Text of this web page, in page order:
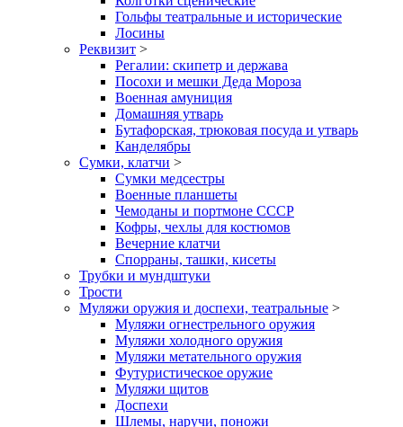
Гольфы театральные и исторические
Лосины
Реквизит >
Регалии: скипетр и держава
Посохи и мешки Деда Мороза
Военная амуниция
Домашняя утварь
Бутафорская, трюковая посуда и утварь
Канделябры
Сумки, клатчи >
Сумки медсестры
Военные планшеты
Чемоданы и портмоне СССР
Кофры, чехлы для костюмов
Вечерние клатчи
Спорраны, ташки, кисеты
Трубки и мундштуки
Трости
Муляжи оружия и доспехи, театральные >
Муляжи огнестрельного оружия
Муляжи холодного оружия
Муляжи метательного оружия
Футуристическое оружие
Муляжи щитов
Доспехи
Шлемы, наручи, поножи